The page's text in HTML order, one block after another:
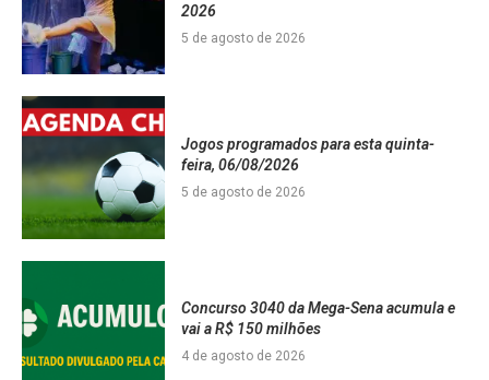
2026
5 de agosto de 2026
Jogos programados para esta quinta-
feira, 06/08/2026
5 de agosto de 2026
Concurso 3040 da Mega-Sena acumula e
vai a R$ 150 milhões
4 de agosto de 2026